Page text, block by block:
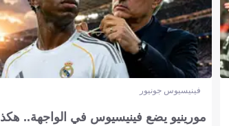
فينيسيوس جونيور
مورينيو يضع فينيسيوس في الواجهة.. هكذا